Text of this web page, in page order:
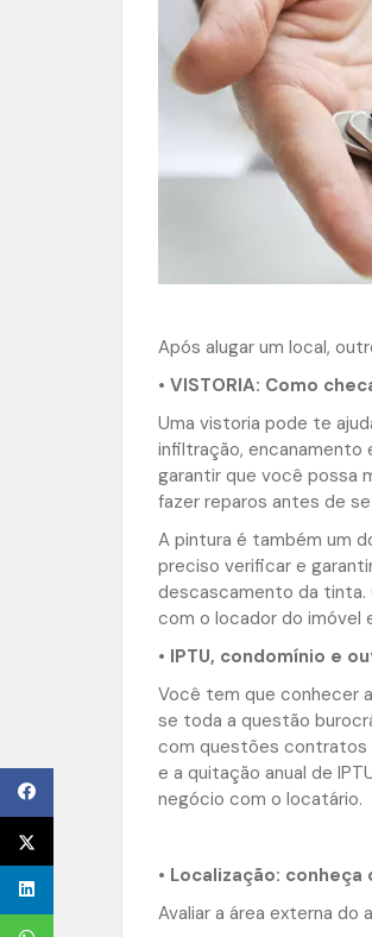
Após alugar um local,
• VISTORIA: Como
Uma vistoria pode te
infiltração, encanamento
garantir que você possa
fazer reparos antes de se
A pintura é também um
preciso verificar e
descascamento da tinta.
com o locador do imóvel
• IPTU, condomínio e
Você tem que conhecer
se toda a questão
com questões contratos
e a quitação anual de
negócio com o locatário.
• Localização:
Avaliar a área externa